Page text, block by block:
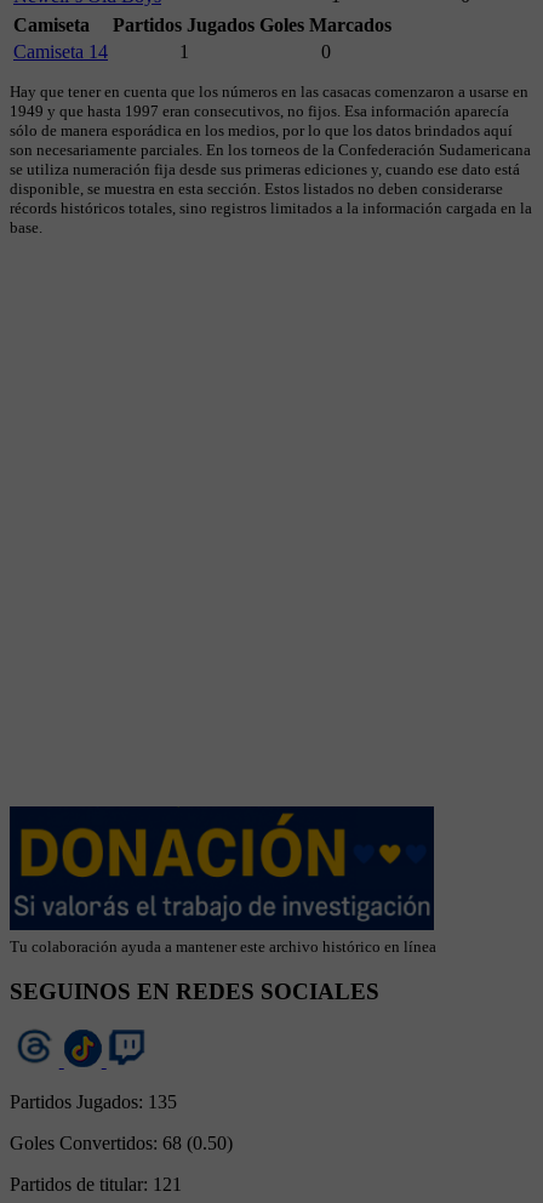
Camiseta
Partidos Jugados Goles Marcados
Camiseta 14
1 0
Hay que tener en cuenta que los números en las casacas comenzaron a usarse en
1949 y que hasta 1997 eran consecutivos, no fijos. Esa información aparecía
sólo de manera esporádica en los medios, por lo que los datos brindados aquí
son necesariamente parciales. En los torneos de la Confederación Sudamericana
se utiliza numeración fija desde sus primeras ediciones y, cuando ese dato está
disponible, se muestra en esta sección. Estos listados no deben considerarse
récords históricos totales, sino registros limitados a la información cargada en la
base.
Tu colaboración ayuda a mantener este archivo histórico en línea
SEGUINOS EN REDES SOCIALES
Partidos Jugados: 135
Goles Convertidos: 68 (0.50)
Partidos de titular: 121